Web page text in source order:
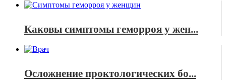
Каковы симптомы геморроя у жен...
Осложнение проктологических бо...